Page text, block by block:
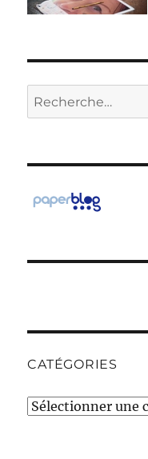
Recherche
pour :
CATÉGORIES
Catégories